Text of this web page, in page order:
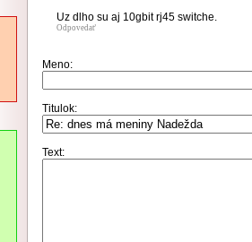
Uz dlho su aj 10gbit rj45 switche.
Odpovedať
Meno:
Titulok:
Text: